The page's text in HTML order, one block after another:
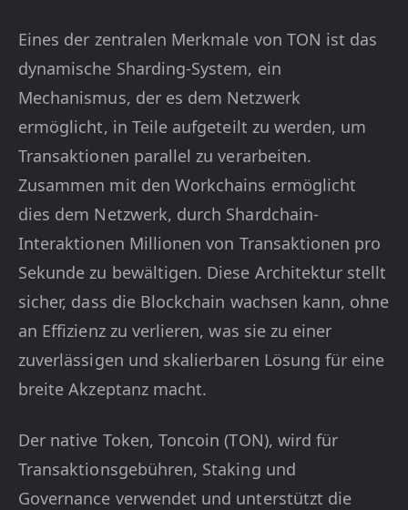
Eines der zentralen Merkmale von TON ist das
dynamische Sharding-System, ein
Mechanismus, der es dem Netzwerk
ermöglicht, in Teile aufgeteilt zu werden, um
Transaktionen parallel zu verarbeiten.
Zusammen mit den Workchains ermöglicht
dies dem Netzwerk, durch Shardchain-
Interaktionen Millionen von Transaktionen pro
Sekunde zu bewältigen. Diese Architektur stellt
sicher, dass die Blockchain wachsen kann, ohne
an Effizienz zu verlieren, was sie zu einer
zuverlässigen und skalierbaren Lösung für eine
breite Akzeptanz macht.
Der native Token, Toncoin (TON), wird für
Transaktionsgebühren, Staking und
Governance verwendet und unterstützt die